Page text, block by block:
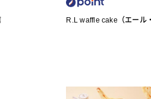
R.L waffle cake（エール